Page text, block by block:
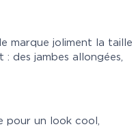
marque joliment la taille
: des jambes allongées,
pour un look cool,